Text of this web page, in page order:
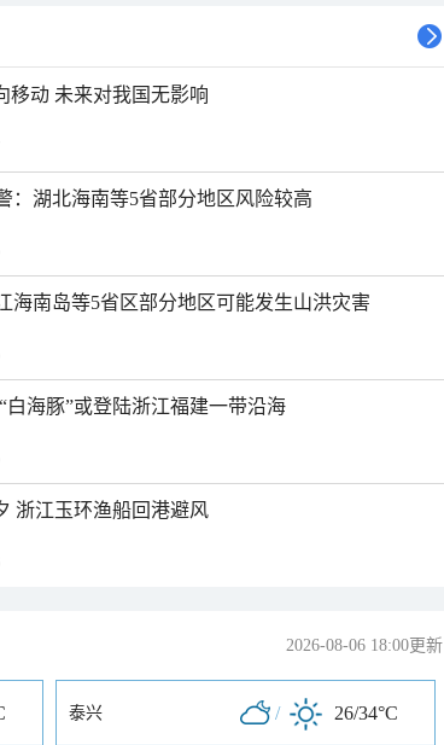
移动 未来对我国无影响
：湖北海南等5省部分地区风险较高
海南岛等5省区部分地区可能发生山洪灾害
白海豚”或登陆浙江福建一带沿海
浙江玉环渔船回港避风
2026-08-06 18:00更新
泰兴 / 26/34°C